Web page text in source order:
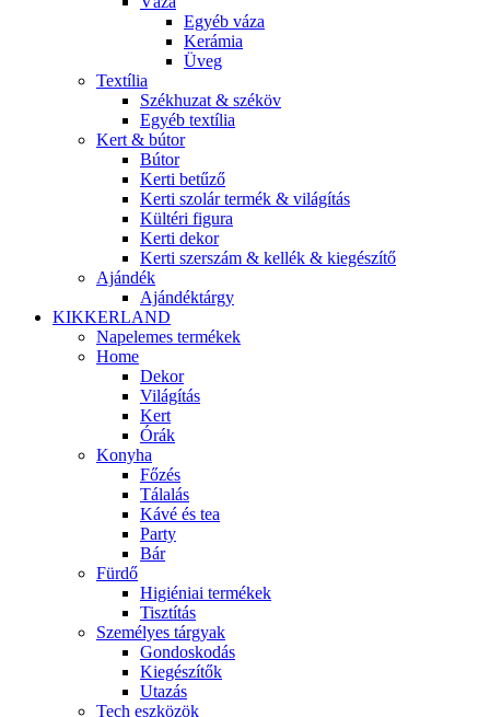
Egyéb váza
Kerámia
Üveg
Textília
Székhuzat & széköv
Egyéb textília
Kert & bútor
Bútor
Kerti betűző
Kerti szolár termék & világítás
Kültéri figura
Kerti dekor
Kerti szerszám & kellék & kiegészítő
Ajándék
Ajándéktárgy
KIKKERLAND
Napelemes termékek
Home
Dekor
Világítás
Kert
Órák
Konyha
Főzés
Tálalás
Kávé és tea
Party
Bár
Fürdő
Higiéniai termékek
Tisztítás
Személyes tárgyak
Gondoskodás
Kiegészítők
Utazás
Tech eszközök